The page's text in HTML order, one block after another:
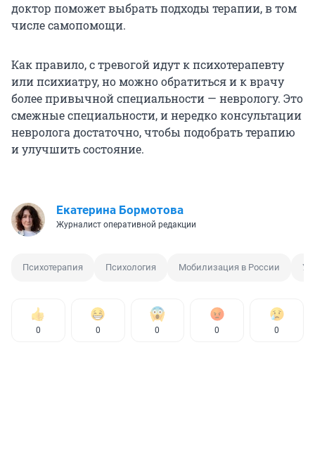
доктор поможет выбрать подходы терапии, в том
числе самопомощи.
Как правило, с тревогой идут к психотерапевту
или психиатру, но можно обратиться и к врачу
более привычной специальности — неврологу. Это
смежные специальности, и нередко консультации
невролога достаточно, чтобы подобрать терапию
и улучшить состояние.
Екатерина Бормотова
Журналист оперативной редакции
Психотерапия Психология Мобилизация в России
0 0 0 0 0